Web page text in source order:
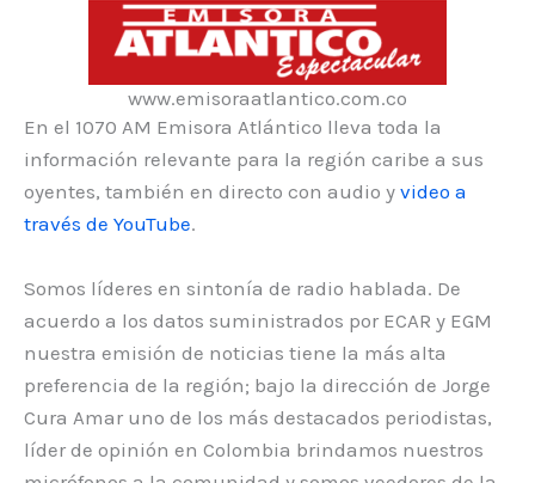
www.emisoraatlantico.com.co
En el 1070 AM Emisora Atlántico lleva toda la
información relevante para la región caribe a sus
oyentes, también en directo con audio y video a
través de YouTube.
Somos líderes en sintonía de radio hablada. De
acuerdo a los datos suministrados por ECAR y EGM
nuestra emisión de noticias tiene la más alta
preferencia de la región; bajo la dirección de Jorge
Cura Amar uno de los más destacados periodistas,
líder de opinión en Colombia brindamos nuestros